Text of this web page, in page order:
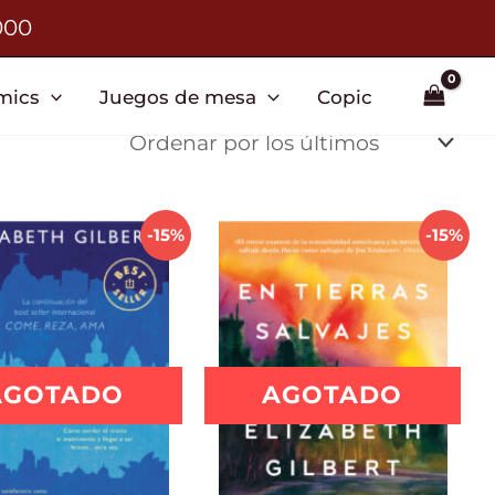
Juegos de mesa Copic
-15% -15%
AGOTADO